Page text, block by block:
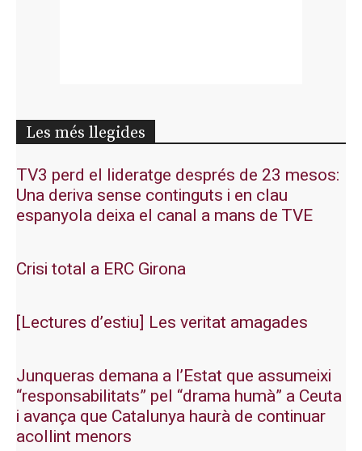
Les més llegides
TV3 perd el lideratge després de 23 mesos:
Una deriva sense continguts i en clau
espanyola deixa el canal a mans de TVE
Crisi total a ERC Girona
[Lectures d’estiu] Les veritat amagades
Junqueras demana a l’Estat que assumeixi
“responsabilitats” pel “drama humà” a Ceuta
i avança que Catalunya haurà de continuar
acollint menors